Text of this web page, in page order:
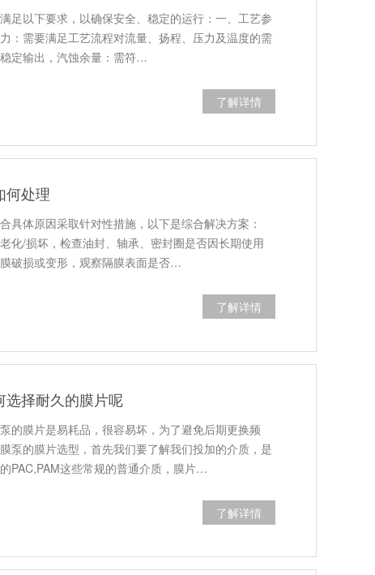
足以下要求，以确保安全、稳定的运行：一、‌工艺参
：需要满足工艺流程对流量、扬程、压力及温度的需
定输出‌，‌汽蚀余量‌：需符…
了解详情
何处理
具体原因采取针对性措施，以下是综合解决方案：
化/损坏‌，检查油封、轴承、密封圈是否因长期使用
破损或变形‌，观察隔膜表面是否…
了解详情
选择耐久的膜片呢
的膜片是易耗品，很容易坏，为了避免后期更换频
泵的膜片选型，首先我们要了解我们投加的介质，是
PAC,PAM这些常规的普通介质，膜片…
了解详情